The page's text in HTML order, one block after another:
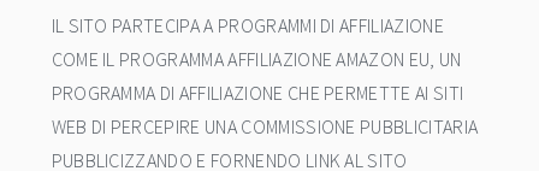
IL SITO PARTECIPA A PROGRAMMI DI AFFILIAZIONE
COME IL PROGRAMMA AFFILIAZIONE AMAZON EU, UN
PROGRAMMA DI AFFILIAZIONE CHE PERMETTE AI SITI
WEB DI PERCEPIRE UNA COMMISSIONE PUBBLICITARIA
PUBBLICIZZANDO E FORNENDO LINK AL SITO